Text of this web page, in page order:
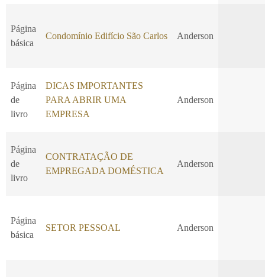
Página
básica
Condomínio Edifício São Carlos Anderson
Página
de
livro
DICAS IMPORTANTES
PARA ABRIR UMA
EMPRESA
Anderson
Página
de
livro
CONTRATAÇÃO DE
EMPREGADA DOMÉSTICA
Anderson
Página
básica
SETOR PESSOAL Anderson